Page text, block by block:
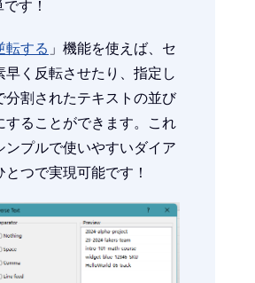
す！
転する 」機能を使えば、セ
早く反転させたり、指定し
分割されたテキストの並び
することができます。これ
ンプルで使いやすいダイア
とつで実現可能です！